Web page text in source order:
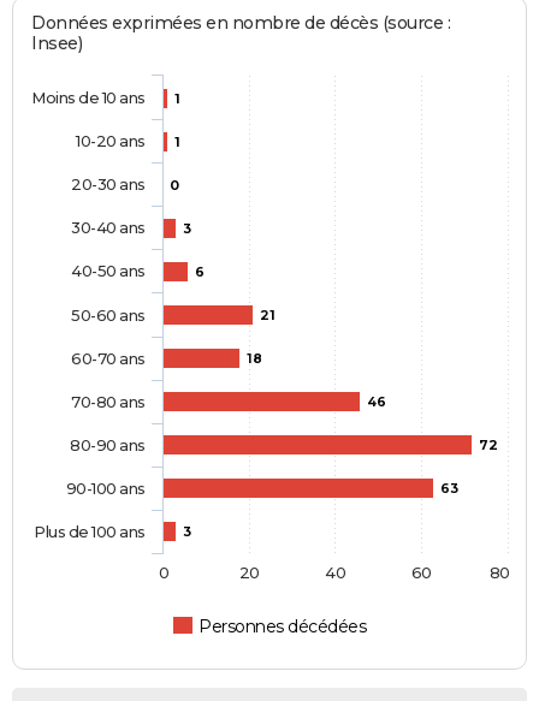
Données exprimées en nombre de décès (source :
Insee)
1
1
0
3
6
21
18
46
72
63
3
Personnes décédées
Moins de 10 ans
10-20 ans
20-30 ans
30-40 ans
40-50 ans
50-60 ans
60-70 ans
70-80 ans
80-90 ans
90-100 ans
Plus de 100 ans
0 20 40 60 80